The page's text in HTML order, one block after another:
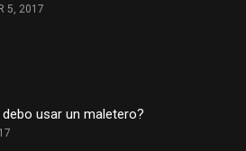
5, 2017
debo usar un maletero?